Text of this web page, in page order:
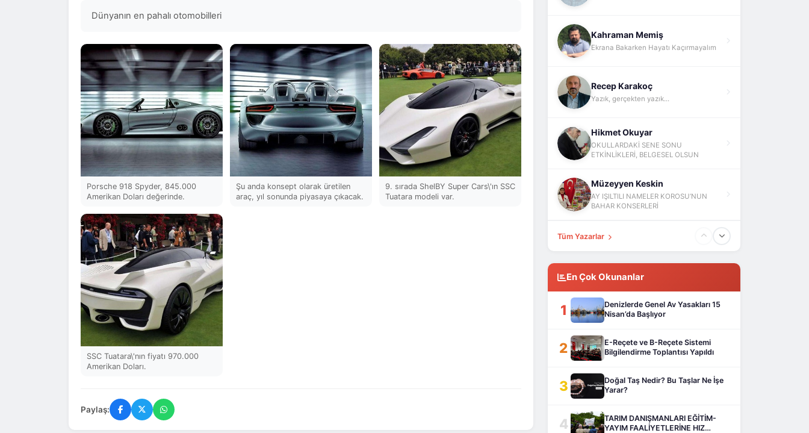
Dünyanın en pahalı otomobilleri
Porsche 918 Spyder, 845.000
Amerikan Doları değerinde.
Şu anda konsept olarak üretilen
araç, yıl sonunda piyasaya çıkacak.
9. sırada ShelBY Super Cars\'ın SSC
Tuatara modeli var.
SSC Tuatara\'nın fiyatı 970.000
Amerikan Doları.
Paylaş:
Kahraman Memiş
Ekrana Bakarken Hayatı Kaçırmayalım
Recep Karakoç
Yazık, gerçekten yazık...
Hikmet Okuyar
OKULLARDAKİ SENE SONU
ETKİNLİKLERİ, BELGESEL OLSUN
Müzeyyen Keskin
AY IŞILTILI NAMELER KOROSU’NUN
BAHAR KONSERLERİ
Fatih Yokuş
Tüm Yazarlar
En Çok Okunanlar
1
Denizlerde Genel Av Yasakları 15
Nisan’da Başlıyor
2
E-Reçete ve B-Reçete Sistemi
Bilgilendirme Toplantısı Yapıldı
3
Doğal Taş Nedir? Bu Taşlar Ne İşe
Yarar?
4
TARIM DANIŞMANLARI EĞİTİM-
YAYIM FAALİYETLERİNE HIZ